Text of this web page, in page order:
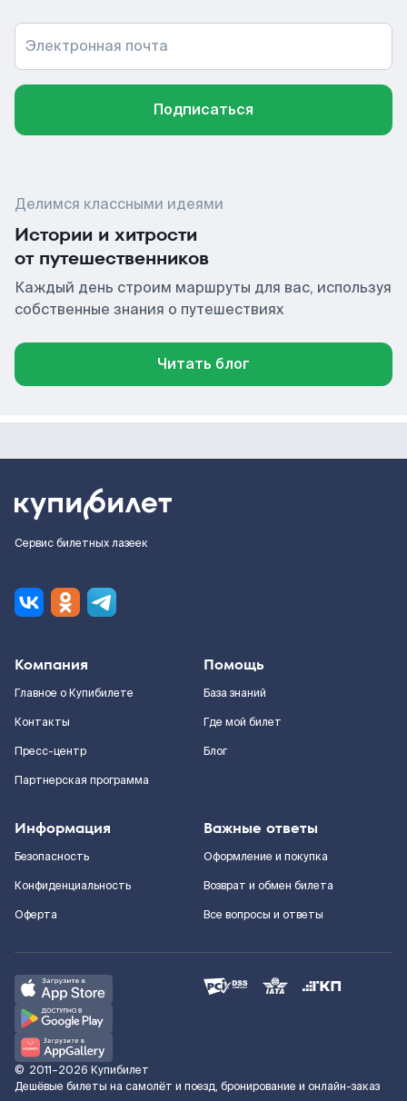
Электронная почта
Подписаться
Делимся классными идеями
Истории и хитрости
от путешественников
Каждый день строим маршруты для вас, используя
собственные знания о путешествиях
Читать блог
Сервис билетных лазеек
Компания
Главное о Купибилете
Контакты
Пресс-центр
Партнерская программа
Помощь
База знаний
Где мой билет
Блог
Информация
Безопасность
Конфиденциальность
Оферта
Важные ответы
Оформление и покупка
Возврат и обмен билета
Все вопросы и ответы
© 2011–2026 Купибилет
Дешёвые билеты на самолёт и поезд, бронирование и онлайн-заказ